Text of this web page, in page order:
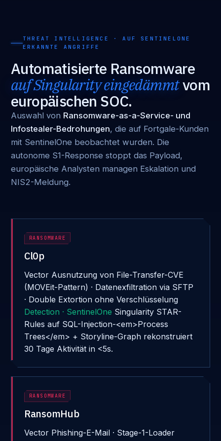
THREAT INTELLIGENCE · AUF SENTINELONE
ERKANNTE ANGRIFFE
Automatisierte Ransomware
auf Singularity eingedämmtvom
europäischen SOC.
Auswahl von Ransomware-as-a-Service- und
Infostealer-Bedrohungen, die auf Fortgale-Kunden
mit SentinelOne beobachtet wurden. Die
autonome S1-Response stoppt das Payload,
europäische Analysten managen Eskalation und
NIS2-Meldung.
RANSOMWARE
Cl0p
Vector Ausnutzung von File-Transfer-CVE
(MOVEit-Pattern) · Datenexfiltration via SFTP
· Double Extortion ohne Verschlüsselung
Detection · SentinelOne Singularity STAR-
Rules auf SQL-Injection-<em>Process
Trees</em> + Storyline-Graph rekonstruiert
30 Tage Aktivität in <5s.
RANSOMWARE
RansomHub
Vector Phishing-E-Mail · Stage-1-Loader